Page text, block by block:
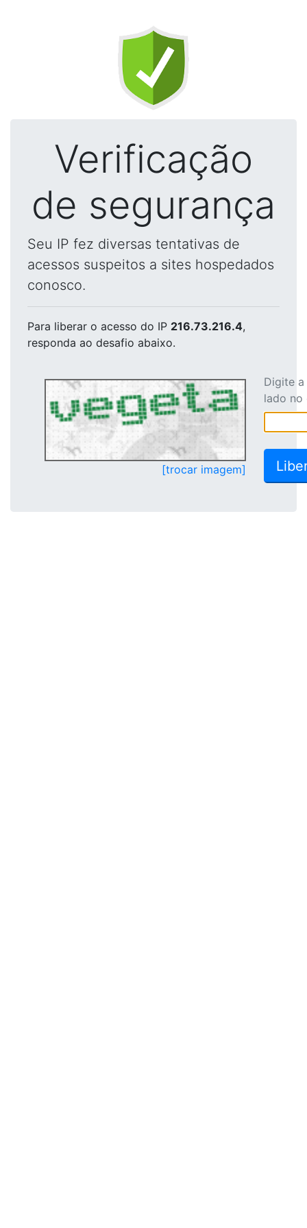
Verificação
de segurança
Seu IP fez diversas tentativas de
acessos suspeitos a sites hospedados
conosco.
Para liberar o acesso do IP 216.73.216.4,
responda ao desafio abaixo.
[trocar imagem]
Digite
lado no